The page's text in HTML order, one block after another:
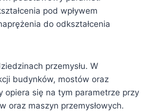
pod wpływem
do odkształcenia
przemysłu. W
budynków, mostów oraz
opiera się na tym parametrze przy
oraz maszyn przemysłowych.